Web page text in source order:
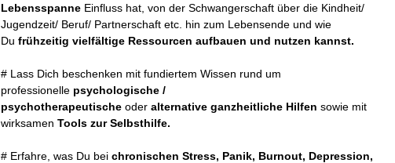
Lebensspanne Einfluss hat, von der Schwangerschaft über die Kindheit/
Jugendzeit/ Beruf/ Partnerschaft etc. hin zum Lebensende und wie
Dufrühzeitig vielfältige Ressourcen aufbauen und nutzen kannst.
# Lass Dich beschenken mit fundiertem Wissen rund um
professionelle psychologische /
psychotherapeutische oderalternative ganzheitliche Hilfen sowie mit
wirksamen Tools zur Selbsthilfe.
# Erfahre, was Du beichronischen Stress, Panik, Burnout, Depression,